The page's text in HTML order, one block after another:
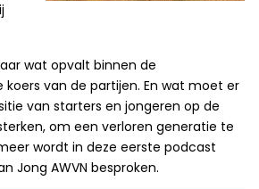
wat opvalt binnen de
van de partijen. En wat moet er
van starters en jongeren op de
om een verloren generatie te
wordt in deze eerste podcast
Jong AWVN besproken.